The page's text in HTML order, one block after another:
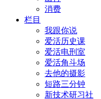
消费
栏目
我跟你说
爱活历史课
爱活电刑室
爱活角斗场
去他的摄影
短路三分钟
新技术研习社